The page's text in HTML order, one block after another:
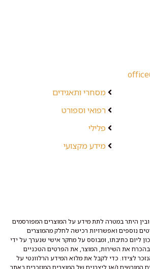
מסחרי ותאגידים
רפואי וספורט
פלילי
מידע מקצועי
היתר במטרה לתת מידע על המוצרים המפורסמים
נוספים ואפשרויות רכישה לחלק מהמוצרים
ליום כתיבתו, ומבוסס על מחקר אישי שנערך על ידי
בהכרח את השירות, המוצר, את הפרטים הטכניים
לצידו. כדי לקבל את מלוא המידע הרלוונטי על
המורשים ו/או ליצרנים של המוצרים המוזכרים באתר.